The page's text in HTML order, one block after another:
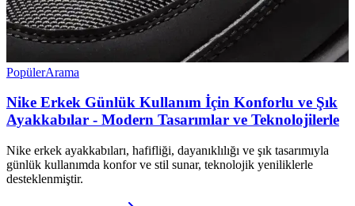
PopülerArama
Nike Erkek Günlük Kullanım İçin Konforlu ve Şık
Ayakkabılar - Modern Tasarımlar ve Teknolojilerle
Nike erkek ayakkabıları, hafifliği, dayanıklılığı ve şık tasarımıyla
günlük kullanımda konfor ve stil sunar, teknolojik yeniliklerle
desteklenmiştir.